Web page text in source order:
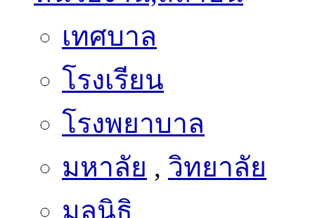
เทศบาล
โรงเรียน
โรงพยาบาล
มหาลัย,วิทยาลัย
มูลนิธิ